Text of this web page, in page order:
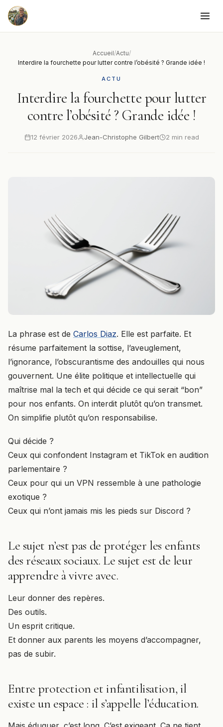
content
Accueil/Actu/
Interdire la fourchette pour lutter contre l’obésité ? Grande idée !
ACTU
Interdire la fourchette pour lutter
contre l’obésité ? Grande idée !
12 février 2026 Jean-Christophe Gilbert 2 min read
La phrase est de Carlos Diaz. Elle est parfaite. Et
résume parfaitement la sottise, l’aveuglement,
l’ignorance, l’obscurantisme des andouilles qui nous
gouvernent. Une élite politique et intellectuelle qui
maîtrise mal la tech et qui décide ce qui serait “bon”
pour nos enfants. On interdit plutôt qu’on transmet.
On simplifie plutôt qu’on responsabilise.
Qui décide ?
Ceux qui confondent Instagram et TikTok en audition
parlementaire ?
Ceux pour qui un VPN ressemble à une pathologie
exotique ?
Ceux qui n’ont jamais mis les pieds sur Discord ?
Le sujet n’est pas de protéger les enfants
des réseaux sociaux. Le sujet est de leur
apprendre à vivre avec.
Leur donner des repères.
Des outils.
Un esprit critique.
Et donner aux parents les moyens d’accompagner,
pas de subir.
Entre protection et infantilisation, il
existe un espace : il s’appelle l’éducation.